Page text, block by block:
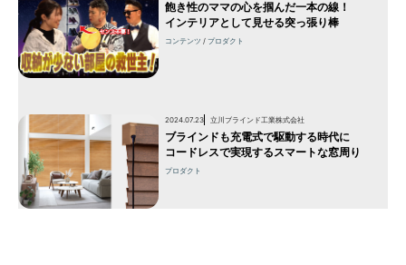
飽き性のママの心を掴んだ一本の線！
インテリアとして見せる突っ張り棒
コンテンツ プロダクト
2024.07.23 立川ブラインド工業株式会社
ブラインドも充電式で駆動する時代に
コードレスで実現するスマートな窓周り
プロダクト